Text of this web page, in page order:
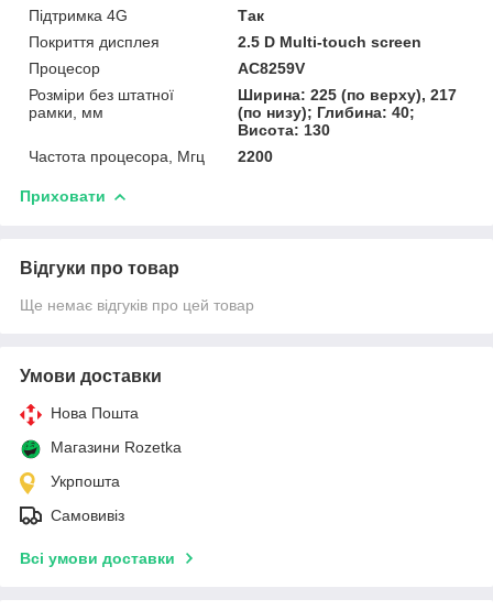
Підтримка 4G
Так
Покриття дисплея
2.5 D Multi-touch screen
Процесор
AC8259V
Розміри без штатної
рамки, мм
Ширина: 225 (по верху), 217
(по низу); Глибина: 40;
Висота: 130
Частота процесора, Мгц
2200
Приховати
Відгуки про товар
Ще немає відгуків про цей товар
Умови доставки
Нова Пошта
Магазини Rozetka
Укрпошта
Самовивіз
Всі умови доставки